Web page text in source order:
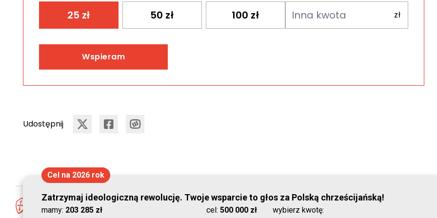
25 zł 50 zł 100 zł
Wspieram
Udostępnij
©
Cel na 2026 rok
Zatrzymaj ideologiczną rewolucję. Twoje wsparcie to głos za Polską chrześcijańską!
mamy: 203 285 zł cel: 500 000 zł wybierz kwotę: